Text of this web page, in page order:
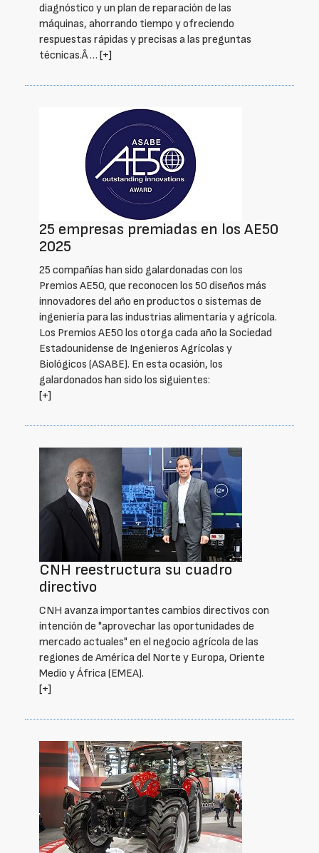
diagnóstico y un plan de reparación de las
máquinas, ahorrando tiempo y ofreciendo
respuestas rápidas y precisas a las preguntas
técnicas.Â … [+]
25 empresas premiadas en los AE50
2025
25 compañías han sido galardonadas con los
Premios AE50, que reconocen los 50 diseños más
innovadores del año en productos o sistemas de
ingeniería para las industrias alimentaria y agrícola.
Los Premios AE50 los otorga cada año la Sociedad
Estadounidense de Ingenieros Agrícolas y
Biológicos (ASABE). En esta ocasión, los
galardonados han sido los siguientes:
[+]
CNH reestructura su cuadro
directivo
CNH avanza importantes cambios directivos con
intención de "aprovechar las oportunidades de
mercado actuales" en el negocio agrícola de las
regiones de América del Norte y Europa, Oriente
Medio y África (EMEA).
[+]